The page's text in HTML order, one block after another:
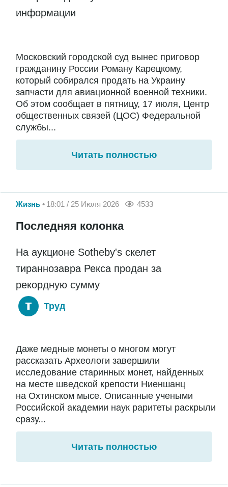
информации
Московский городской суд вынес приговор
гражданину России Роману Карецкому,
который собирался продать на Украину
запчасти для авиационной военной техники.
Об этом сообщает в пятницу, 17 июля, Центр
общественных связей (ЦОС) Федеральной
службы...
Читать полностью
Жизнь 18:01 / 25 Июля 2026 4533
Последняя колонка
На аукционе Sotheby's скелет
тираннозавра Рекса продан за
рекордную сумму
Труд
Даже медные монеты о многом могут
рассказать Археологи завершили
исследование старинных монет, найденных
на месте шведской крепости Ниеншанц
на Охтинском мысе. Описанные учеными
Российской академии наук раритеты раскрыли
сразу...
Читать полностью